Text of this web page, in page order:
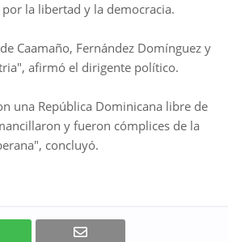
la libertad y la democracia.
Caamaño, Fernández Domínguez y
afirmó el dirigente político.
una República Dominicana libre de
y fueron cómplices de la
concluyó.